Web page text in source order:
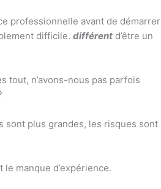
professionnelle avant de démarrer
difficile. différent d’être un
tout, n’avons-nous pas parfois
sont plus grandes, les risques sont
manque d’expérience.